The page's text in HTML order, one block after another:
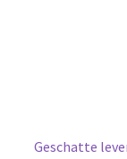
Geschatte